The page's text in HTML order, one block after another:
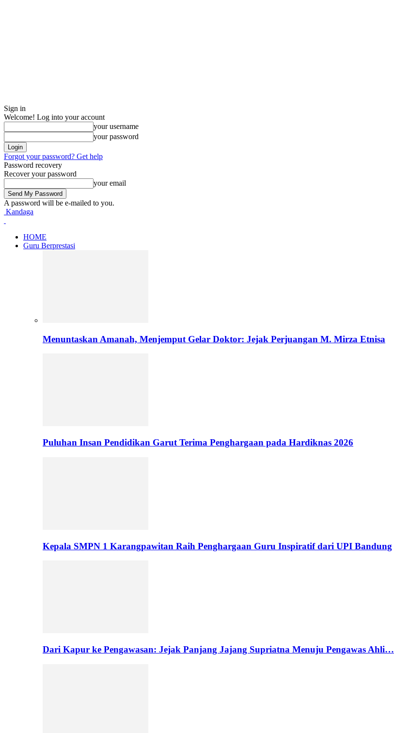
Sign in
Welcome! Log into your account
your username
your password
Forgot your password? Get help
Password recovery
Recover your password
your email
A password will be e-mailed to you.
Kandaga
HOME
Guru Berprestasi
Menuntaskan Amanah, Menjemput Gelar Doktor: Jejak Perjuangan M. Mirza Etnisa
Puluhan Insan Pendidikan Garut Terima Penghargaan pada Hardiknas 2026
Kepala SMPN 1 Karangpawitan Raih Penghargaan Guru Inspiratif dari UPI Bandung
Dari Kapur ke Pengawasan: Jejak Panjang Jajang Supriatna Menuju Pengawas Ahli…